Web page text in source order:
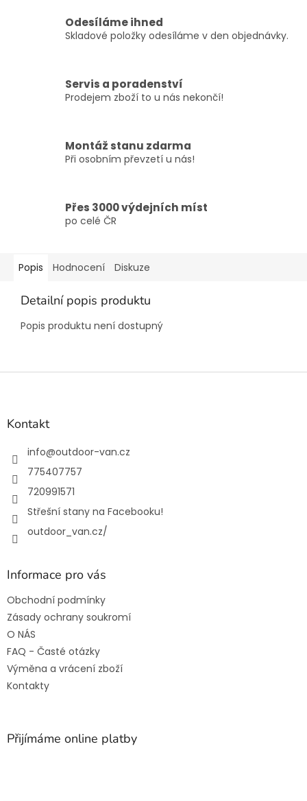
Odesíláme ihned
Skladové položky odesíláme v den objednávky.
Servis a poradenství
Prodejem zboží to u nás nekončí!
Montáž stanu zdarma
Při osobním převzetí u nás!
Přes 3000 výdejních míst
po celé ČR
Popis Hodnocení Diskuze
Detailní popis produktu
Popis produktu není dostupný
Z
Kontakt
info@outdoor-van.cz
775407757
720991571
Střešní stany na Facebooku!
outdoor_van.cz/
Informace pro vás
Obchodní podmínky
Zásady ochrany soukromí
O NÁS
FAQ - Časté otázky
Výměna a vrácení zboží
Kontakty
Přijímáme online platby